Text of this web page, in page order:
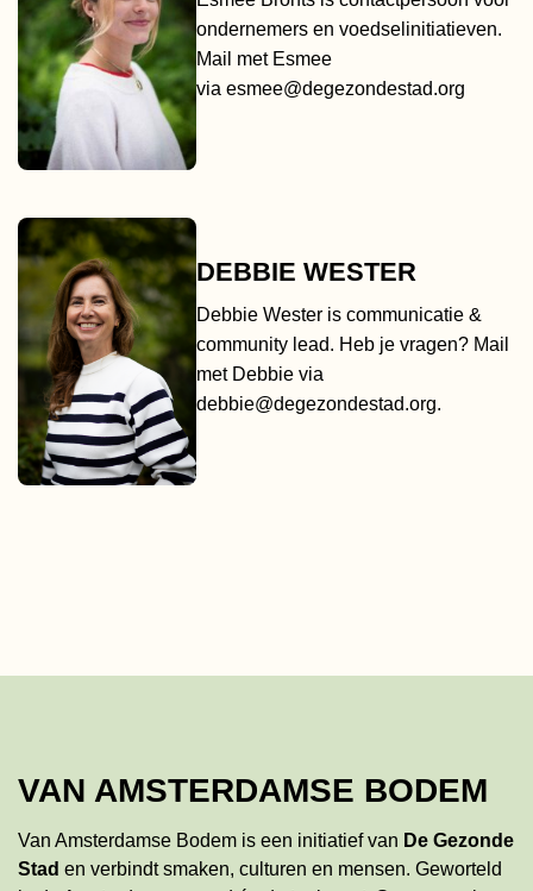
ondernemers en voedselinitiatieven.
Mail met Esmee
via esmee@degezondestad.org
DEBBIE WESTER
Debbie Wester is communicatie &
community lead. Heb je vragen? Mail
met Debbie via
debbie@degezondestad.org.
VAN AMSTERDAMSE BODEM
Van Amsterdamse Bodem is een initiatief van De Gezonde
Stad en verbindt smaken, culturen en mensen. Geworteld